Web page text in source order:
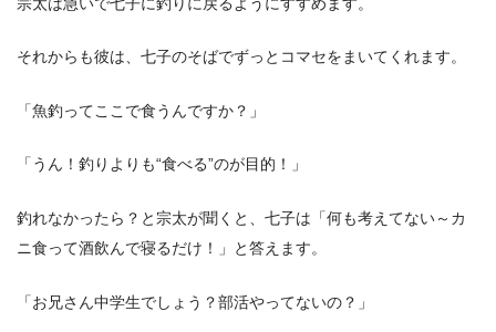
それからも彼は、七子のそばでずっとコマセをまいてくれます。
「魚釣ってここで食うんですか？」
「うん！釣りよりも“食べる”のが目的！」
釣れなかったら？と宗太が聞くと、七子は「何も考えてない～カ
ニ食って酒飲んで寝るだけ！」と答えます。
「お兄さん中学生でしょう？部活やってないの？」